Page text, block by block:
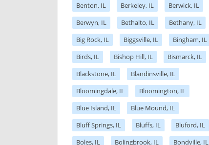
Benton, IL
Berkeley, IL
Berwick, IL
Berwyn, IL
Bethalto, IL
Bethany, IL
Big Rock, IL
Biggsville, IL
Bingham, IL
Birds, IL
Bishop Hill, IL
Bismarck, IL
Blackstone, IL
Blandinsville, IL
Bloomingdale, IL
Bloomington, IL
Blue Island, IL
Blue Mound, IL
Bluff Springs, IL
Bluffs, IL
Bluford, IL
Boles, IL
Bolingbrook, IL
Bondville, IL